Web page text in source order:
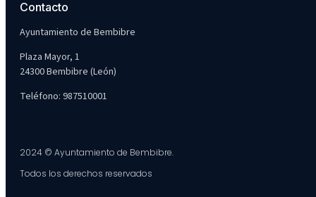
Contacto
Ayuntamiento de Bembibre
Plaza Mayor, 1
24300 Bembibre (León)
Teléfono: 987510001
2024 © Ayuntamiento de Bembibre.
Todos los derechos reservados